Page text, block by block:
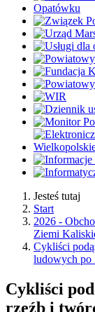
Jesteś tutaj
Start
2026 -
Ziemi
Cykliści
ludowych po
Cykliści
rzeźb i